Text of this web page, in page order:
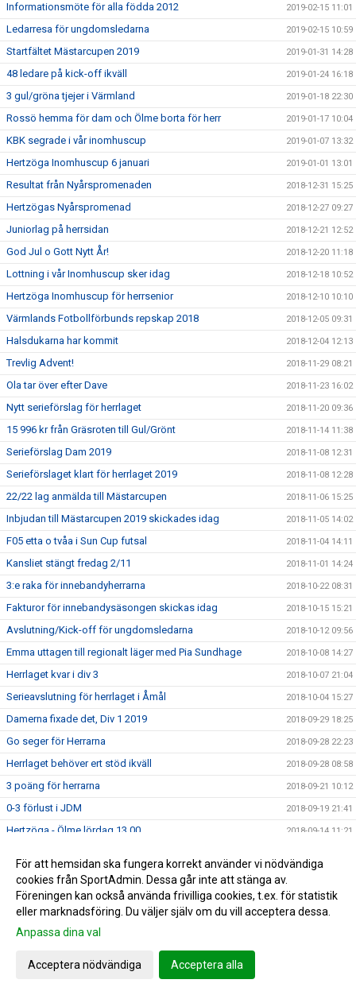
Informationsmöte för alla födda 2012 2019-02-15 11:01
Ledarresa för ungdomsledarna 2019-02-15 10:59
Startfältet Mästarcupen 2019 2019-01-31 14:28
48 ledare på kick-off ikväll 2019-01-24 16:18
3 gul/gröna tjejer i Värmland 2019-01-18 22:30
Rossö hemma för dam och Ölme borta för herr 2019-01-17 10:04
KBK segrade i vår inomhuscup 2019-01-07 13:32
Hertzöga Inomhuscup 6 januari 2019-01-01 13:01
Resultat från Nyårspromenaden 2018-12-31 15:25
Hertzögas Nyårspromenad 2018-12-27 09:27
Juniorlag på herrsidan 2018-12-21 12:52
God Jul o Gott Nytt År! 2018-12-20 11:18
Lottning i vår Inomhuscup sker idag 2018-12-18 10:52
Hertzöga Inomhuscup för herrsenior 2018-12-10 10:10
Värmlands Fotbollförbunds repskap 2018 2018-12-05 09:31
Halsdukarna har kommit 2018-12-04 12:13
Trevlig Advent! 2018-11-29 08:21
Ola tar över efter Dave 2018-11-23 16:02
Nytt serieförslag för herrlaget 2018-11-20 09:36
15 996 kr från Gräsroten till Gul/Grönt 2018-11-14 11:38
Serieförslag Dam 2019 2018-11-08 12:31
Serieförslaget klart för herrlaget 2019 2018-11-08 12:28
22/22 lag anmälda till Mästarcupen 2018-11-06 15:25
Inbjudan till Mästarcupen 2019 skickades idag 2018-11-05 14:02
F05 etta o tvåa i Sun Cup futsal 2018-11-04 14:11
Kansliet stängt fredag 2/11 2018-11-01 14:24
3:e raka för innebandyherrarna 2018-10-22 08:31
Fakturor för innebandysäsongen skickas idag 2018-10-15 15:21
Avslutning/Kick-off för ungdomsledarna 2018-10-12 09:56
Emma uttagen till regionalt läger med Pia Sundhage 2018-10-08 14:27
Herrlaget kvar i div 3 2018-10-07 21:04
Serieavslutning för herrlaget i Åmål 2018-10-04 15:27
Damerna fixade det, Div 1 2019 2018-09-29 18:25
Go seger för Herrarna 2018-09-28 22:23
Herrlaget behöver ert stöd ikväll 2018-09-28 08:58
3 poäng för herrarna 2018-09-21 10:12
0-3 förlust i JDM 2018-09-19 21:41
Hertzöga - Ölme lördag 13.00 2018-09-14 11:21
Adolfsberg - Hertzöga 1-3
Daves grabbar åker till Adolfsberg 2018-09-07 08:42
JDM-final för våra tjejer
Ödesmatch för herrlaget
Pontus Johansson och Maria Busk inspirerar
För att hemsidan ska fungera korrekt använder vi nödvändiga
cookies från SportAdmin. Dessa går inte att stänga av.
Föreningen kan också använda frivilliga cookies, t.ex. för statistik
eller marknadsföring. Du väljer själv om du vill acceptera dessa.
Anpassa dina val
Acceptera nödvändiga Acceptera alla